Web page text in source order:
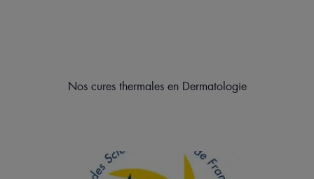
Nos cures thermales en Dermatologie